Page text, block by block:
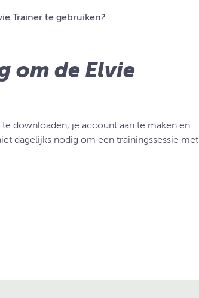
Trainer te gebruiken?
om de Elvie
downloaden, je account aan te maken en
dagelijks nodig om een trainingssessie met